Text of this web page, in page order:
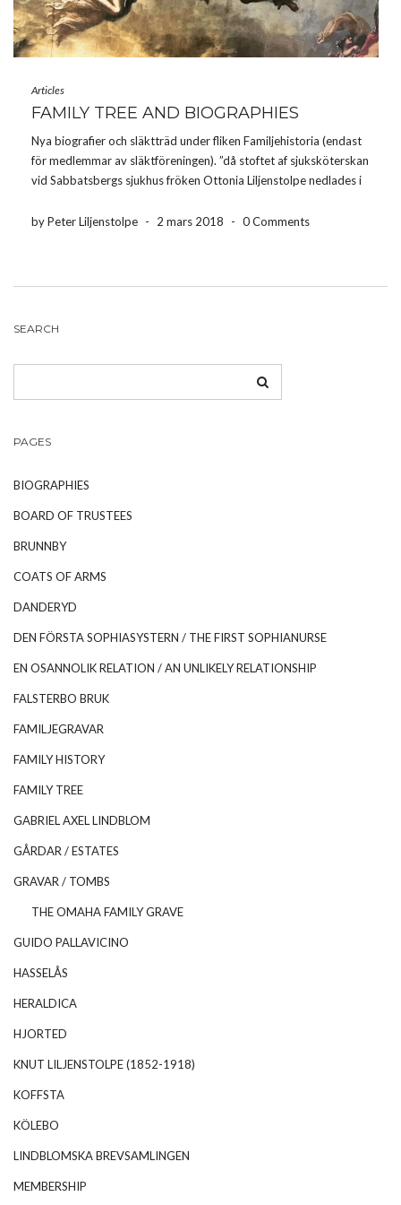
Articles
FAMILY TREE AND BIOGRAPHIES
Nya biografier och släktträd under fliken Familjehistoria (endast
för medlemmar av släktföreningen). ”då stoftet af sjuksköterskan
vid Sabbatsbergs sjukhus fröken Ottonia Liljenstolpe nedlades i
kransar, deribland en från drottningen och en från
by Peter Liljenstolpe - 2 mars 2018 - 0 Comments
SEARCH
PAGES
BIOGRAPHIES
BOARD OF TRUSTEES
BRUNNBY
COATS OF ARMS
DANDERYD
DEN FÖRSTA SOPHIASYSTERN / THE FIRST SOPHIANURSE
EN OSANNOLIK RELATION / AN UNLIKELY RELATIONSHIP
FALSTERBO BRUK
FAMILJEGRAVAR
FAMILY HISTORY
FAMILY TREE
GABRIEL AXEL LINDBLOM
GÅRDAR / ESTATES
GRAVAR / TOMBS
THE OMAHA FAMILY GRAVE
GUIDO PALLAVICINO
HASSELÅS
HERALDICA
HJORTED
KNUT LILJENSTOLPE (1852-1918)
KOFFSTA
KÖLEBO
LINDBLOMSKA BREVSAMLINGEN
MEMBERSHIP